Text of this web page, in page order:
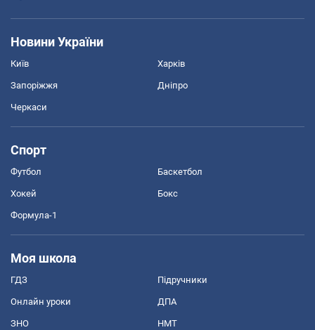
Новини України
Київ Харків
Запоріжжя Дніпро
Черкаси
Спорт
Футбол Баскетбол
Хокей Бокс
Формула-1
Моя школа
ГДЗ Підручники
Онлайн уроки ДПА
ЗНО НМТ